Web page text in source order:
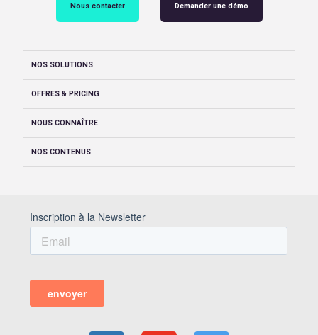
Nous contacter Demander une démo
NOS SOLUTIONS
OFFRES & PRICING
NOUS CONNAÎTRE
NOS CONTENUS